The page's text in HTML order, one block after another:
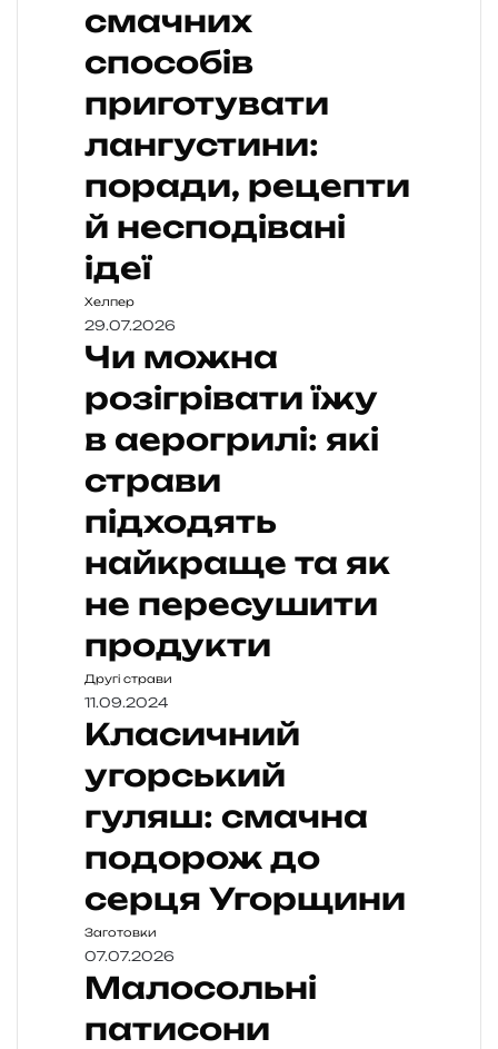
смачних
способів
приготувати
лангустини:
поради, рецепти
й несподівані
ідеї
Хелпер
29.07.2026
Чи можна
розігрівати їжу
в аерогрилі: які
страви
підходять
найкраще та як
не пересушити
продукти
Другі страви
11.09.2024
Класичний
угорський
гуляш: смачна
подорож до
серця Угорщини
Заготовки
07.07.2026
Малосольні
патисони